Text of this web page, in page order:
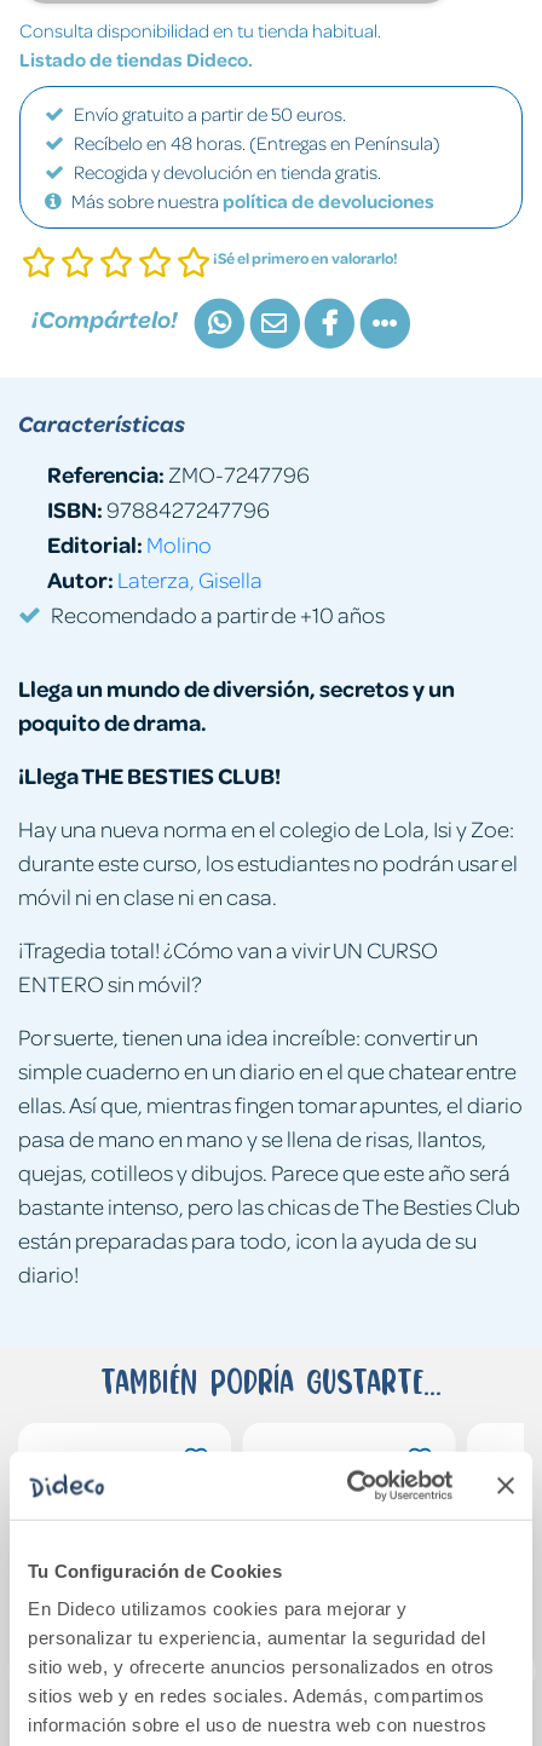
Tu Configuración de Cookies
En Dideco utilizamos cookies para mejorar y
personalizar tu experiencia, aumentar la seguridad del
sitio web, y ofrecerte anuncios personalizados en otros
sitios web y en redes sociales. Además, compartimos
información sobre el uso de nuestra web con nuestros
Consulta disponibilidad en tu tienda habitual.
Listado de tiendas Dideco.
Envío gratuito a partir de 50 euros.
Recíbelo en 48 horas. (Entregas en Península)
Recogida y devolución en tienda gratis.
Más sobre nuestra política de devoluciones
¡Sé el primero en valorarlo!
¡Compártelo!
Llega un mundo de diversión, secretos y un
poquito de drama.
¡Llega THE BESTIES CLUB!
Hay una nueva norma en el colegio de Lola, Isi y Zoe:
durante este curso, los estudiantes no podrán usar el
móvil ni en clase ni en casa.
¡Tragedia total! ¿Cómo van a vivir UN CURSO
ENTERO sin móvil?
Por suerte, tienen una idea increíble: convertir un
simple cuaderno en un diario en el que chatear entre
ellas. Así que, mientras fingen tomar apuntes, el diario
pasa de mano en mano y se llena de risas, llantos,
quejas, cotilleos y dibujos. Parece que este año será
bastante intenso, pero las chicas de The Besties Club
están preparadas para todo, ¡con la ayuda de su
diario!
Características
Referencia: ZMO-7247796
ISBN:9788427247796
Editorial: Molino
Autor: Laterza, Gisella
Recomendado a partir de +10 años
También podría gustarte...
Los Exploragómez El Club de las